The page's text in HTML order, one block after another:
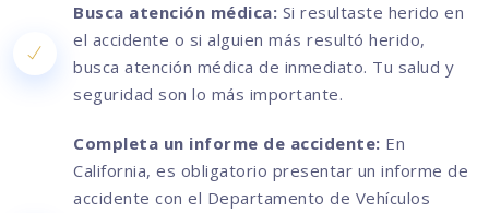
Busca atención médica: Si resultaste herido en
el accidente o si alguien más resultó herido,
busca atención médica de inmediato. Tu salud y
seguridad son lo más importante.
Completa un informe de accidente: En
California, es obligatorio presentar un informe de
accidente con el Departamento de Vehículos